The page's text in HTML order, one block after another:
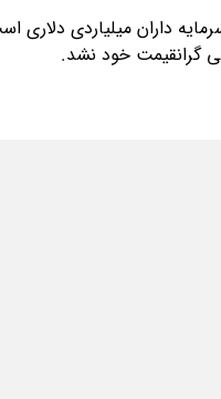
داران میلیاردی
گرانقیمت خود نشد.